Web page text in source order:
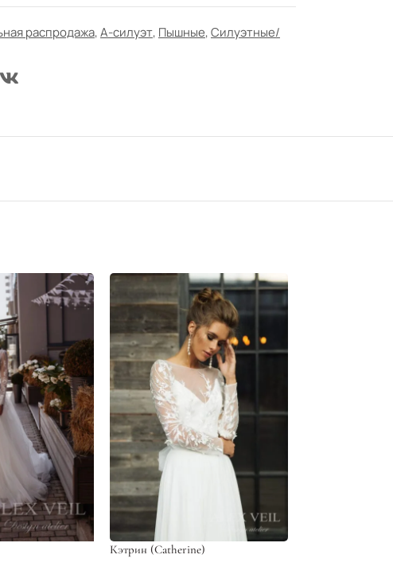
распродажа,А-силуэт, Пышные,Силуэтные/
Кэтрин (Catherine)